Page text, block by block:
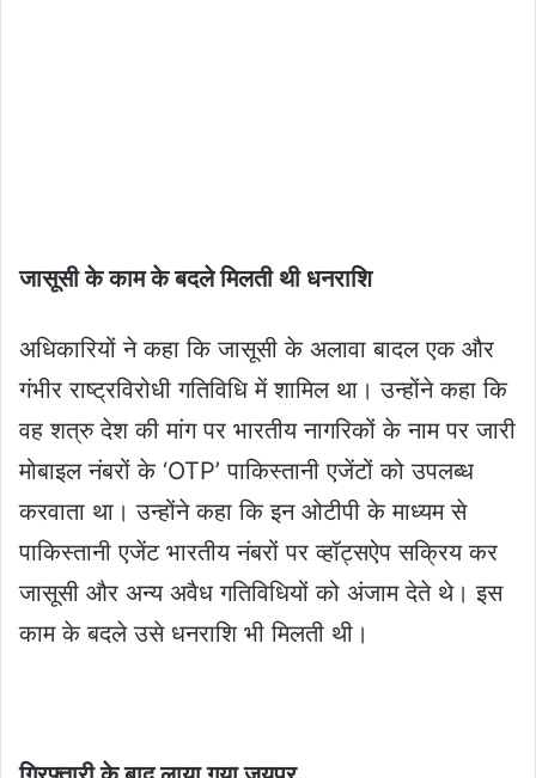
जासूसी के काम के बदले मिलती थी धनराशि
अधिकारियों ने कहा कि जासूसी के अलावा बादल एक और
गंभीर राष्ट्रविरोधी गतिविधि में शामिल था। उन्होंने कहा कि
वह शत्रु देश की मांग पर भारतीय नागरिकों के नाम पर जारी
मोबाइल नंबरों के ‘OTP’ पाकिस्तानी एजेंटों को उपलब्ध
करवाता था। उन्होंने कहा कि इन ओटीपी के माध्यम से
पाकिस्तानी एजेंट भारतीय नंबरों पर व्हॉट्सऐप सक्रिय कर
जासूसी और अन्य अवैध गतिविधियों को अंजाम देते थे। इस
काम के बदले उसे धनराशि भी मिलती थी।